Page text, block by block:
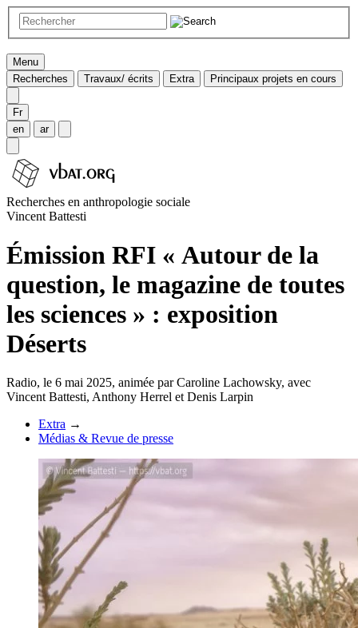
Menu
Recherches
Travaux/ écrits Extra Principaux projets en cours
Fr
en
ar
Recherches en anthropologie sociale
Vincent Battesti
Émission RFI « Autour de la
question, le magazine de toutes
les sciences » : exposition
Déserts
Radio, le 6 mai 2025, animée par Caroline Lachowsky, avec
Vincent Battesti, Anthony Herrel et Denis Larpin
Extra →
Médias & Revue de presse